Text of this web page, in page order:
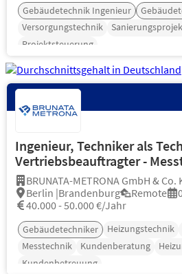
Gebäudetechnik Ingenieur
Versorgungstechnik
Projektsteuerung
Ingenieur, Techniker als
Vertriebsbeauftragter -
BRUNATA-METRONA GmbH & Co.
Berlin |Brandenburg
Remote
40.000 - 50.000 €/Jahr
Gebäudetechniker Heizungstechnik
Messtechnik
Kundenberatung
Kundenbetreuung